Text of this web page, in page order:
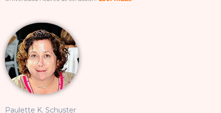
Paulette K. Schuster